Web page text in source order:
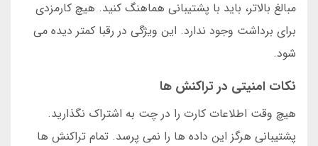
مبالغ بالاتر، باید با پشتیبانی هماهنگ کنید. هیچ کارمزدی
برای برداشت وجود ندارد. این ویژگی در رقبا کمتر دیده می
شود.
نکات امنیتی در تراکنش ها
هیچ وقت اطلاعات کارت را در چت به اشتراک نگذارید.
پشتیبانی هرگز این داده ها را نمی پرسد. تمام تراکنش ها